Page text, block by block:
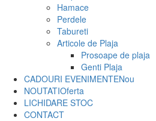
Hamace
Perdele
Tabureti
Articole de Plaja
Prosoape de plaja
Genti Plaja
CADOURI EVENIMENTENou
NOUTATIOferta
LICHIDARE STOC
CONTACT